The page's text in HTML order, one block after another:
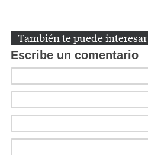
También te puede interesar
Escribe un comentario